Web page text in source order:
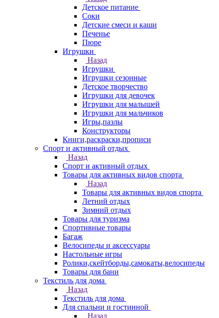
Детское питание
Соки
Детские смеси и каши
Печенье
Пюре
Игрушки
Назад
Игрушки
Игрушки сезонные
Детское творчество
Игрушки для девочек
Игрушки для малышей
Игрушки для мальчиков
Игры,пазлы
Конструкторы
Книги,раскраски,прописи
Спорт и активный отдых
Назад
Спорт и активный отдых
Товары для активных видов спорта
Назад
Товары для активных видов спорта
Летний отдых
Зимний отдых
Товары для туризма
Спортивные товары
Багаж
Велосипеды и аксессуары
Настольные игры
Ролики,скейтборды,самокаты,велосипеды
Товары для бани
Текстиль для дома
Назад
Текстиль для дома
Для спальни и гостинной
Назад